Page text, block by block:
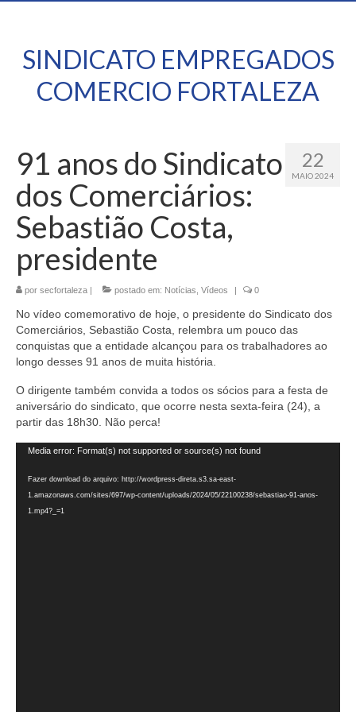
SINDICATO EMPREGADOS
COMERCIO FORTALEZA
22
MAIO 2024
91 anos do Sindicato
dos Comerciários:
Sebastião Costa,
presidente
por secfortaleza | postado em: Notícias Vídeos | 0
No vídeo comemorativo de hoje, o presidente do Sindicato dos
Comerciários, Sebastião Costa, relembra um pouco das
conquistas que a entidade alcançou para os trabalhadores ao
longo desses 91 anos de muita história.
O dirigente também convida a todos os sócios para a festa de
aniversário do sindicato, que ocorre nesta sexta-feira (24), a
partir das 18h30. Não perca!
Tocador
vídeo
Media error: Format(s) not supported or source(s) not found
Fazer download do arquivo: http://wordpress-direta.s3.sa-east-
1.amazonaws.com/sites/697/wp-content/uploads/2024/05/22100238/sebastiao-91-anos-
1.mp4?_=1